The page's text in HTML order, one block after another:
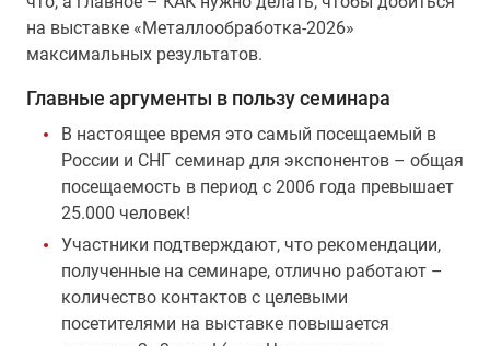
на выставке «Металлообработка-2026»
максимальных результатов.
Главные аргументы в пользу семинара
В настоящее время это самый посещаемый в
России и СНГ семинар для экспонентов – общая
посещаемость в период с 2006 года превышает
25.000 человек!
Участники подтверждают, что рекомендации,
полученные на семинаре, отлично работают –
количество контактов с целевыми
посетителями на выставке повышается